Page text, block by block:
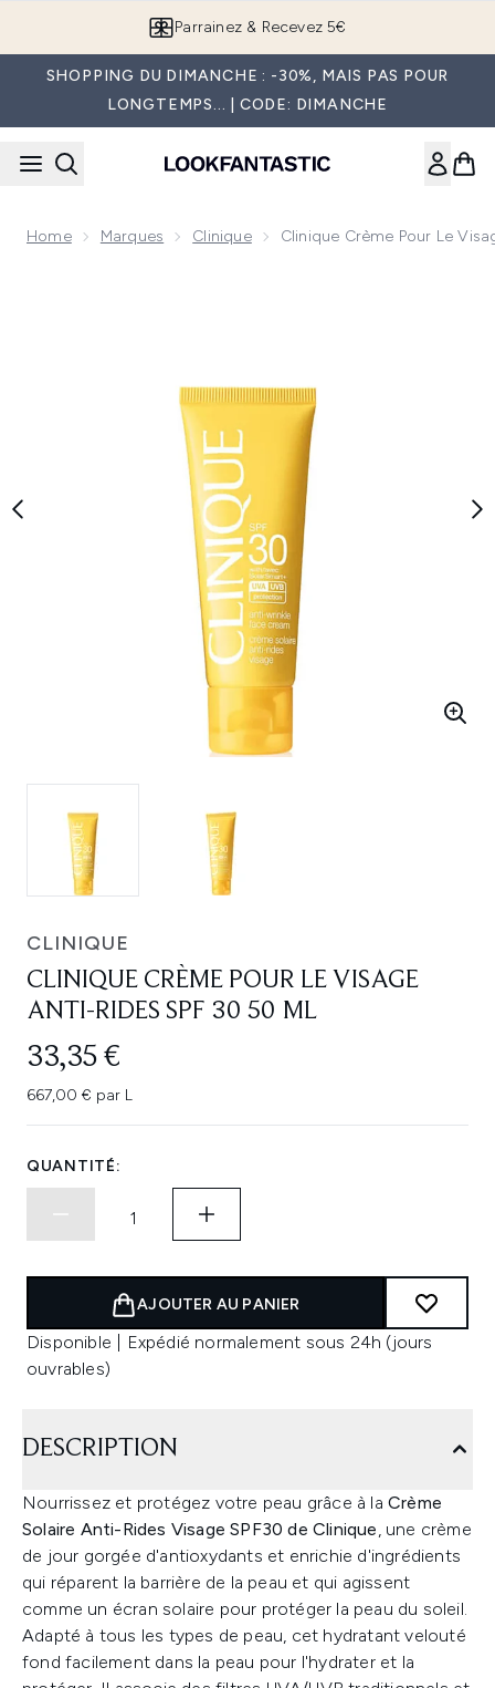
Parrainez & Recevez 5€
SHOPPING DU DIMANCHE : -30%, MAIS PAS POUR
LONGTEMPS... | CODE: DIMANCHE
Home Marques Clinique Clinique Crème Pour Le
CLINIQUE
CLINIQUE CRÈME POUR LE VISAGE
ANTI-RIDES SPF 30 50 ML
33,35 €
667,00 € par L
QUANTITÉ:
AJOUTER AU PANIER
Disponible | Expédié normalement sous 24h (jours
ouvrables)
DESCRIPTION
Nourrissez et protégez votre peau grâce à la Crème
Solaire Anti-Rides Visage SPF30 de Clinique, une crème
de jour gorgée d'antioxydants et enrichie d'ingrédients
qui réparent la barrière de la peau et qui agissent
comme un écran solaire pour protéger la peau du soleil.
Adapté à tous les types de peau, cet hydratant velouté
fond facilement dans la peau pour l'hydrater et la